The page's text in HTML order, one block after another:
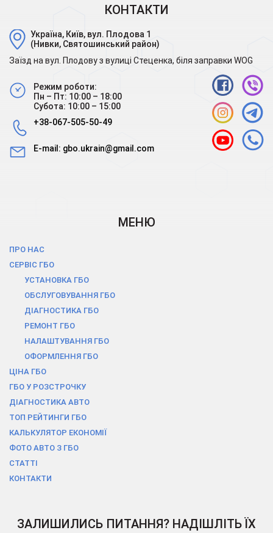
КОНТАКТИ
Україна, Київ, вул. Плодова 1
(Нивки, Святошинський район)
Заїзд на вул. Плодову з вулиці Стеценка, біля заправки WOG
Режим роботи:
Пн – Пт: 10:00 – 18:00
Субота: 10:00 – 15:00
+38-067-505-50-49
E-mail: gbo.ukrain@gmail.com
МЕНЮ
ПРО НАС
СЕРВІС ГБО
УСТАНОВКА ГБО
ОБСЛУГОВУВАННЯ ГБО
ДІАГНОСТИКА ГБО
РЕМОНТ ГБО
НАЛАШТУВАННЯ ГБО
ОФОРМЛЕННЯ ГБО
ЦІНА ГБО
ГБО У РОЗСТРОЧКУ
ДІАГНОСТИКА АВТО
ТОП РЕЙТИНГИ ГБО
КАЛЬКУЛЯТОР ЕКОНОМІЇ
ФОТО АВТО З ГБО
СТАТТІ
КОНТАКТИ
ЗАЛИШИЛИСЬ ПИТАННЯ? НАДІШЛІТЬ ЇХ